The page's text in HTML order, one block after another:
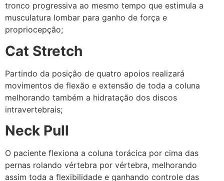
tronco progressiva ao mesmo tempo que estimula a
musculatura lombar para ganho de força e
propriocepção;
Cat Stretch
Partindo da posição de quatro apoios realizará
movimentos de flexão e extensão de toda a coluna
melhorando também a hidratação dos discos
intravertebrais;
Neck Pull
O paciente flexiona a coluna torácica por cima das
pernas rolando vértebra por vértebra, melhorando
assim toda a flexibilidade e ganhando controle das